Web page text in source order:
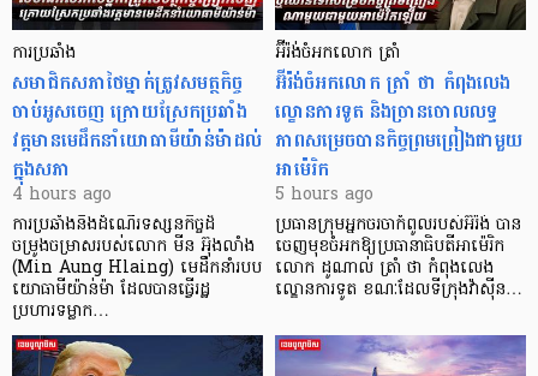
ការប្រឆាំង
សមាជិកសភាថៃម្នាក់ត្រូវសមត្ថកិច្ច
ចាប់អូសចេញ ក្រោយស្រែកប្រឆាំង
វត្តមានមេដឹកនាំយោធាមីយ៉ាន់ម៉ាដល់
ក្នុងសភា
4 hours ago
ការប្រឆាំងនឹងដំណើរទស្សនកិច្ចដ៏
ចម្រូងចម្រាសរបស់លោក មីន អ៊ុងលាំង
(Min Aung Hlaing) មេដឹកនាំរបប
យោធាមីយ៉ាន់ម៉ា ដែលបានធ្វើរដ្ឋ
ប្រហារទម្លាក…
អ៊ីរ៉ង់ចំអកលោក ត្រាំ
អ៊ីរ៉ង់ចំអកលោក ត្រាំ ថា កំពុងលេង
ល្ខោនការទូត និងច្រានចោលលទ្ធ
ភាពសម្រេចបានកិច្ចព្រមព្រៀងជាមួយ
អាម៉េរិក
5 hours ago
ប្រធានក្រុមអ្នកចរចាកំពូលរបស់អ៊ីរ៉ង់ បាន
ចេញមុខចំអកឱ្យប្រធានាធិបតីអាម៉េរិក
លោក ដូណាល់ ត្រាំ ថា កំពុងលេង
ល្ខោនការទូត ខណៈដែលទីក្រុងវ៉ាស៊ីន…